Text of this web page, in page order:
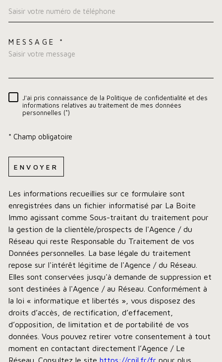
MESSAGE *
RÈGLEMENTATION
J'ai pris connaissance de la Politique de confidentialité et des
informations relatives au traitement de mes données
personnelles (*)
* Champ obligatoire
ENVOYER
Les informations recueillies sur ce formulaire sont
enregistrées dans un fichier informatisé par La Boite
Immo agissant comme Sous-traitant du traitement pour
la gestion de la clientèle/prospects de l'Agence / du
Réseau qui reste Responsable du Traitement de vos
Données personnelles. La base légale du traitement
repose sur l'intérêt légitime de l'Agence / du Réseau.
Elles sont conservées jusqu'à demande de suppression et
sont destinées à l'Agence / au Réseau. Conformément à
la loi « informatique et libertés », vous disposez des
droits d’accès, de rectification, d’effacement,
d’opposition, de limitation et de portabilité de vos
données. Vous pouvez retirer votre consentement à tout
moment en contactant directement l’Agence / Le
Réseau. Consultez le site https://cnil.fr/fr pour plus